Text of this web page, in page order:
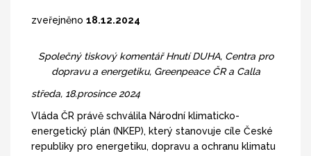
zveřejněno 18.12.2024
Společný tiskový komentář Hnutí DUHA, Centra pro
dopravu a energetiku, Greenpeace ČR a Calla
středa, 18.prosince 2024
Vláda ČR právě schválila Národní klimaticko-
energetický plán (NKEP), který stanovuje cíle České
republiky pro energetiku, dopravu a ochranu klimatu
VYHLEDAT [ zavřít ]